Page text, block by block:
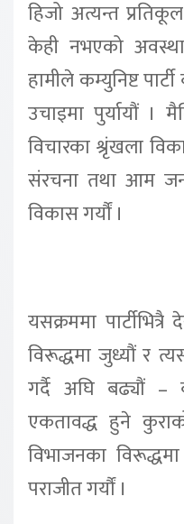
हिजो अत्यन्त
केही नभएको
हामीले कम्युनिष्ट
उचाइमा पुर्यायौं ।
विचारका श्रृंखला
संरचना तथा आम
विकास गर्यौं ।
यसक्रममा
विरूद्धमा जुध्यौं र
गर्दै अघि बढ्यौं –
एकतावद्ध हुने
विभाजनका
पराजीत गर्यौं ।